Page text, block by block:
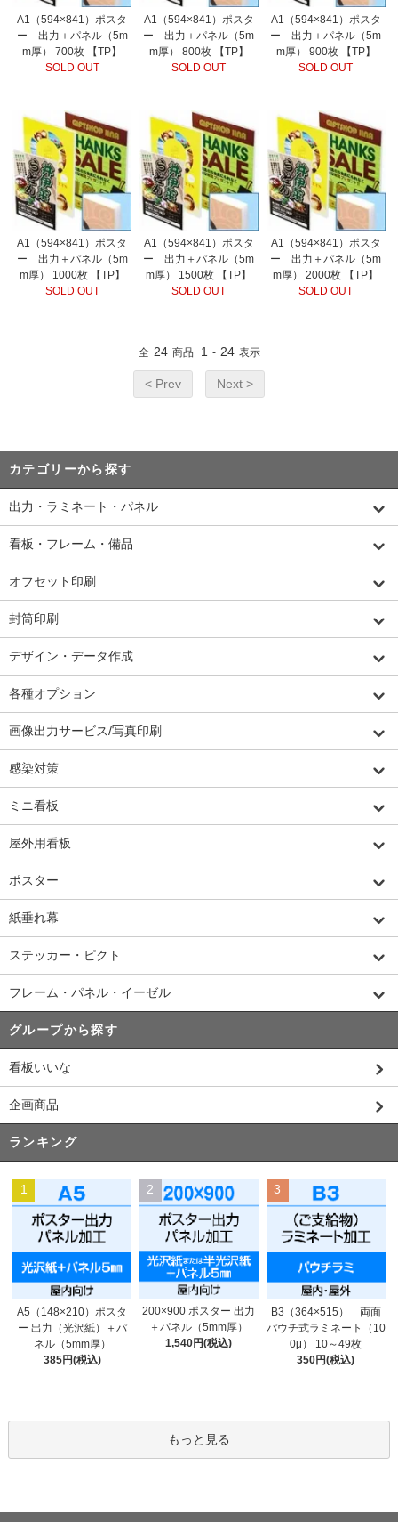
A1（594×841）ポスタ
ー 出力＋パネル（5m
m厚） 700枚 【TP】
SOLD OUT
A1（594×841）ポスタ
ー 出力＋パネル（5m
m厚） 800枚 【TP】
SOLD OUT
A1（594×841）ポスタ
ー 出力＋パネル（5m
m厚） 900枚 【TP】
SOLD OUT
A1（594×841）ポスタ
ー 出力＋パネル（5m
m厚） 1000枚 【TP】
SOLD OUT
A1（594×841）ポスタ
ー 出力＋パネル（5m
m厚） 1500枚 【TP】
SOLD OUT
A1（594×841）ポスタ
ー 出力＋パネル（5m
m厚） 2000枚 【TP】
SOLD OUT
全 24 商品 1 - 24 表示
< Prev Next >
カテゴリーから探す
出力・ラミネート・パネル
看板・フレーム・備品
オフセット印刷
封筒印刷
デザイン・データ作成
各種オプション
画像出力サービス/写真印刷
感染対策
ミニ看板
屋外用看板
ポスター
紙垂れ幕
ステッカー・ピクト
フレーム・パネル・イーゼル
グループから探す
看板いいな
企画商品
ランキング
1
A5（148×210）ポスタ
ー 出力（光沢紙）＋パ
ネル（5mm厚）
385円(税込)
2
200×900 ポスター 出力
＋パネル（5mm厚）
1,540円(税込)
3
B3（364×515） 両面
パウチ式ラミネート（10
0μ） 10～49枚
350円(税込)
もっと見る